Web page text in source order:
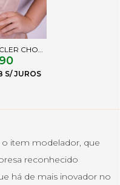
SUTIÃ MODELADOR CLER CHOCOLATE
o item modelador, que
reconhecido
há de mais inovador no